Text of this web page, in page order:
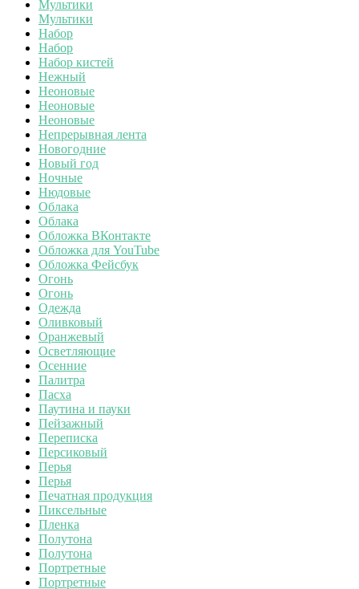
Мультики
Мультики
Набор
Набор
Набор кистей
Нежный
Неоновые
Неоновые
Неоновые
Непрерывная лента
Новогодние
Новый год
Ночные
Нюдовые
Облака
Облака
Обложка ВКонтакте
Обложка для YouTube
Обложка Фейсбук
Огонь
Огонь
Одежда
Оливковый
Оранжевый
Осветляющие
Осенние
Палитра
Пасха
Паутина и пауки
Пейзажный
Переписка
Персиковый
Перья
Перья
Печатная продукция
Пиксельные
Пленка
Полутона
Полутона
Портретные
Портретные